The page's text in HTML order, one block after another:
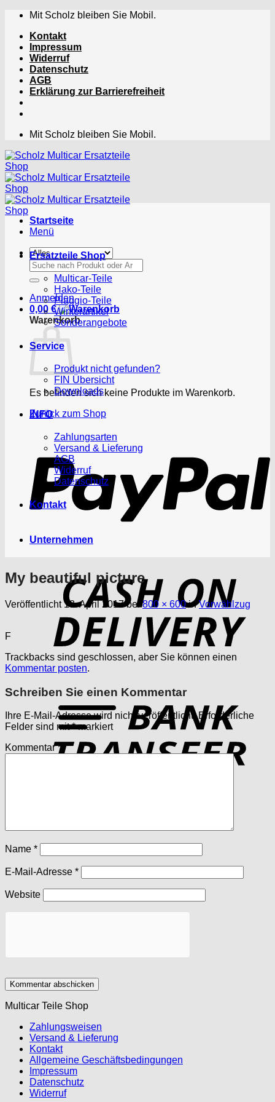
Zum
springen
Mit Scholz bleiben Sie Mobil.
Kontakt
Impressum
Widerruf
Datenschutz
AGB
Erklärung zur Barrierefreiheit
Mit Scholz bleiben Sie Mobil.
Menü
Suchen
nach:
Anmelden
0,00 €
Warenkorb
Es befinden sich keine Produkte im Warenkorb.
Zurück zum Shop
Startseite
Ersatzteile Shop
Multicar-Teile
Hako-Teile
Piaggio-Teile
Winterartikel
Sonderangebote
Service
Produkt nicht gefunden?
FIN Übersicht
Downloads
INFO
Zahlungsarten
Versand & Lieferung
AGB
Widerruf
Datenschutz
Kontakt
Unternehmen
My beautiful picture
Veröffentlicht18. April 2017bei800 × 600inVorwählzug
F
Trackbacks sind geschlossen, aber Sie können einen
Kommentar posten.
Schreiben Sie einen Kommentar
Ihre E-Mail-Adresse wird nicht veröffentlicht. Erforderliche
Felder sind mit*markiert
Kommentar*
Name *
E-Mail-Adresse *
Website
Multicar Teile Shop
Zahlungsweisen
Versand & Lieferung
Kontakt
Allgemeine Geschäftsbedingungen
Impressum
Datenschutz
Widerruf